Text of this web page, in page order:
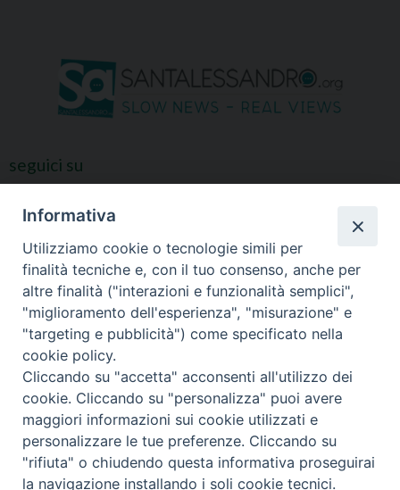
seguici su
Copyright © 2021 Diocesi di Bergamo. - C. F. 01072200163 - Tutti i
Informativa
Utilizziamo cookie o tecnologie simili per
finalità tecniche e, con il tuo consenso, anche per
altre finalità ("interazioni e funzionalità semplici",
"miglioramento dell'esperienza", "misurazione" e
"targeting e pubblicità") come specificato nella
cookie policy.
Cliccando su "accetta" acconsenti all'utilizzo dei
cookie. Cliccando su "personalizza" puoi avere
maggiori informazioni sui cookie utilizzati e
personalizzare le tue preferenze. Cliccando su
"rifiuta" o chiudendo questa informativa proseguirai
la navigazione installando i soli cookie tecnici.